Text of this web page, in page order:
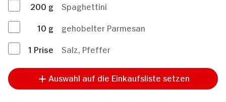
200 g
Spaghettini
10 g
gehobelter Parmesan
1 Prise Salz, Pfeffer
Auswahl auf die Einkaufsliste setzen